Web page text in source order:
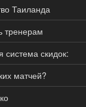
Таиланда
тренерам
система скидок:
матчей?